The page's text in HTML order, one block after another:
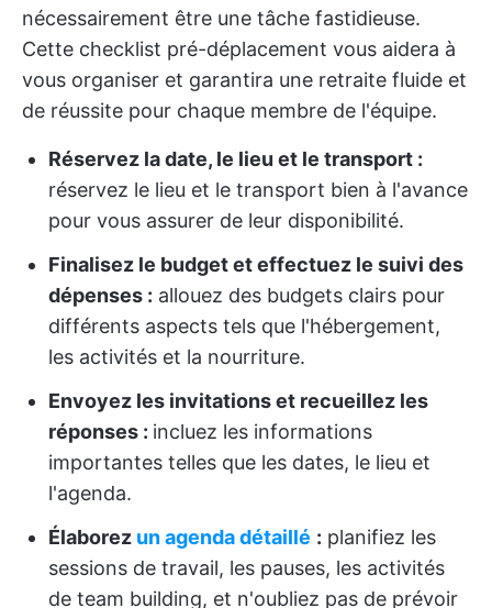
nécessairement être une tâche fastidieuse.
Cette checklist pré-déplacement vous aidera à
vous organiser et garantira une retraite fluide et
de réussite pour chaque membre de l'équipe.
Réservez la date, le lieu et le transport :
réservez le lieu et le transport bien à l'avance
pour vous assurer de leur disponibilité.
Finalisez le budget et effectuez le suivi des
dépenses : allouez des budgets clairs pour
différents aspects tels que l'hébergement,
les activités et la nourriture.
Envoyez les invitations et recueillez les
réponses : incluez les informations
importantes telles que les dates, le lieu et
l'agenda.
Élaborez un agenda détaillé : planifiez les
sessions de travail, les pauses, les activités
de team building, et n'oubliez pas de prévoir